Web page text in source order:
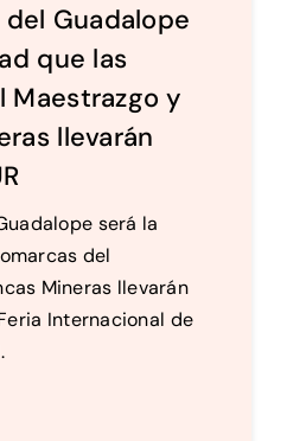
del Guadalope
que las
Maestrazgo y
llevarán
será la
del
Mineras llevarán
Internacional de